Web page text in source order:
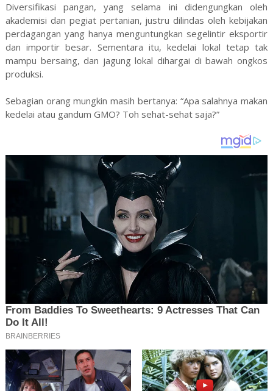
Diversifikasi pangan, yang selama ini didengungkan oleh
akademisi dan pegiat pertanian, justru dilindas oleh kebijakan
perdagangan yang hanya menguntungkan segelintir eksportir
dan importir besar. Sementara itu, kedelai lokal tetap tak
mampu bersaing, dan jagung lokal dihargai di bawah ongkos
produksi.
Sebagian orang mungkin masih bertanya: “Apa salahnya makan
kedelai atau gandum GMO? Toh sehat-sehat saja?”